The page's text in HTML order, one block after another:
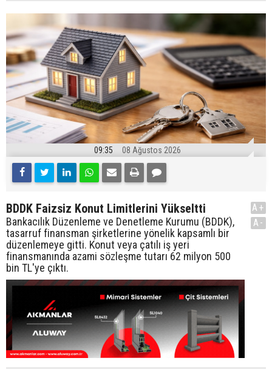
09:35 08 Ağustos 2026
BDDK Faizsiz Konut Limitlerini Yükseltti
Bankacılık Düzenleme ve Denetleme Kurumu (BDDK),
tasarruf finansman şirketlerine yönelik kapsamlı bir
düzenlemeye gitti. Konut veya çatılı iş yeri
finansmanında azami sözleşme tutarı 62 milyon 500
bin TL'ye çıktı.
A+
A-